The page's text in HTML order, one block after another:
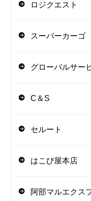
ロジクエスト
スーパーカーゴ
グローバルサー
C＆S
セルート
はこび屋本店
阿部マルエクス